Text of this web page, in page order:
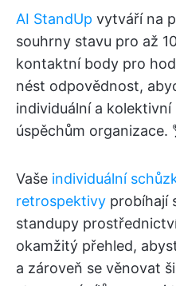
AI StandUp vytváří na
souhrny stavu pro až
kontaktní body pro
nést odpovědnost,
individuální a
úspěchům organizace.
Vaše individuální
retrospektivy probíhají
standupy
okamžitý přehled,
a zároveň se věnovat